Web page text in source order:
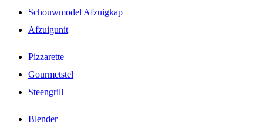
Schouwmodel Afzuigkap
Afzuigunit
Pizzarette
Gourmetstel
Steengrill
Blender